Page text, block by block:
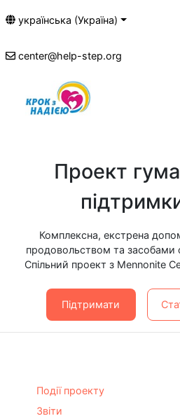
українська (Україна)
center@help-step.org
Проект
Комплексна, екстрена
продовольством та засобами
Спільний проект з Mennonite
Підтримати
Події проекту
Звіти